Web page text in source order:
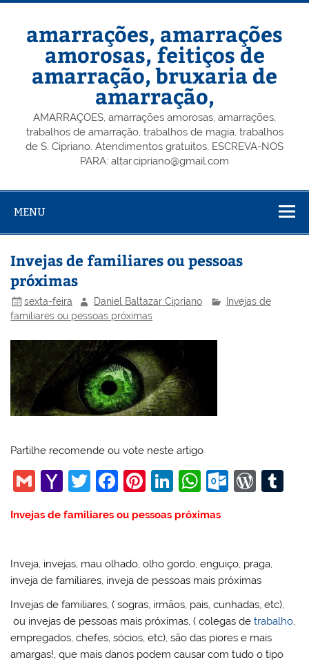
Skip
amarrações, amarrações
amorosas, feitiços de
amarração, bruxaria de
amarração,
AMARRAÇOES, amarrações amorosas, amarrações,
trabalhos de amarração, trabalhos de magia, trabalhos
de S. Cipriano. Atendimentos gratuitos, ESCREVA-NOS
PARA: altar.cipriano@gmail.com
MENU
Invejas de familiares ou pessoas
próximas
sexta-feira Daniel Baltazar Cipriano
Invejas de
familiares ou pessoas próximas
Partilhe recomende ou vote neste artigo
G
ai
Y
h
o
M
ai
l
T
itt
F
c
b
o
o
k
Pi
er
st
Li
k
dI
n
W
at
A
p
p
O
k.
c
o
m
W
e
ss
Invejas de familiares ou pessoas próximas
Inveja, invejas, mau olhado, olho gordo, enguiço, praga,
inveja de familiares, inveja de pessoas mais próximas
Invejas de familiares, ( sogras, irmãos, pais, cunhadas, etc),
ou invejas de pessoas mais próximas, ( colegas detrabalho,
empregados, chefes, sócios, etc), são das piores e mais
amargas!, que mais danos podem causar com tudo o tipo